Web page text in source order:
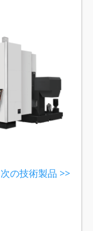
次の技術製品 >>